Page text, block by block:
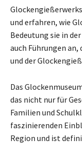
und erfahren, wie
Bedeutung sie in
auch Führungen
und der
Das
das nicht nur für
Familien und
faszinierenden
Region und ist